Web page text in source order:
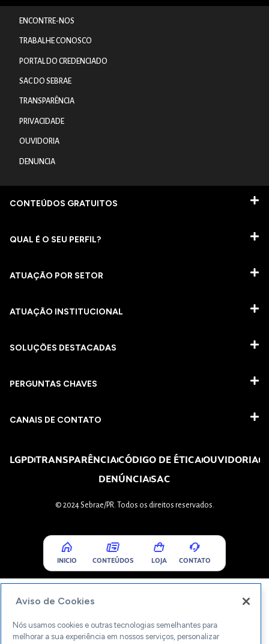
ENCONTRE-NOS
TRABALHE CONOSCO
PORTAL DO CREDENCIADO
SAC DO SEBRAE
TRANSPARÊNCIA
PRIVACIDADE
OUVIDORIA
DENUNCIA
CONTEÚDOS GRATUITOS
QUAL É O SEU PERFIL?
ATUAÇÃO POR SETOR
ATUAÇÃO INSTITUCIONAL
SOLUÇÕES DESTACADAS
PERGUNTAS CHAVES​
CANAIS DE CONTATO
LGPDTRANSPARÊNCIACÓDIGO DE ÉTICAOUVIDORIA
DENÚNCIASAC
© 2024 Sebrae/PR. Todos os direitos reservados.
INICIO CONTEÚDOS LOJA CONTATO
Aviso de Cookies
Nós usamos cookies e outras tecnologias semelhantes para
melhorar a sua experiência em nossos serviços, personalizar